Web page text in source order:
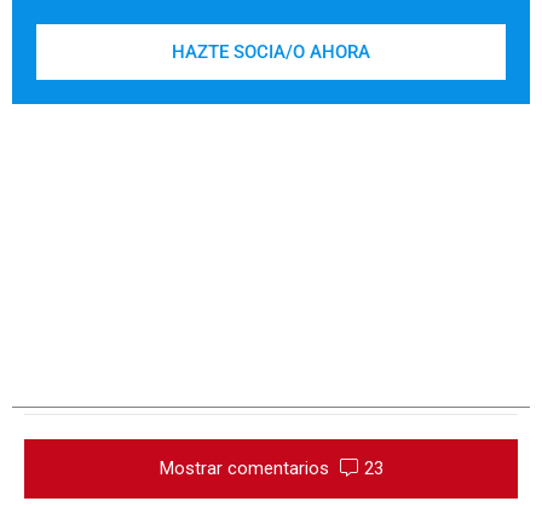
HAZTE SOCIA/O AHORA
Mostrar comentarios 23